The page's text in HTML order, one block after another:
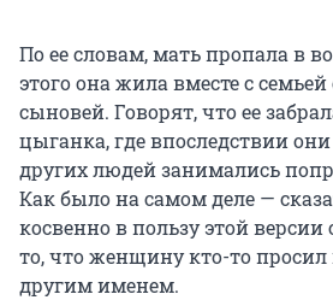
По ее словам, мать пропала в
этого она жила вместе с семьей
сыновей. Говорят, что ее
цыганка, где впоследствии
других людей занимались
Как было на самом деле —
косвенно в пользу этой версии
то, что женщину кто-то просил
другим именем.